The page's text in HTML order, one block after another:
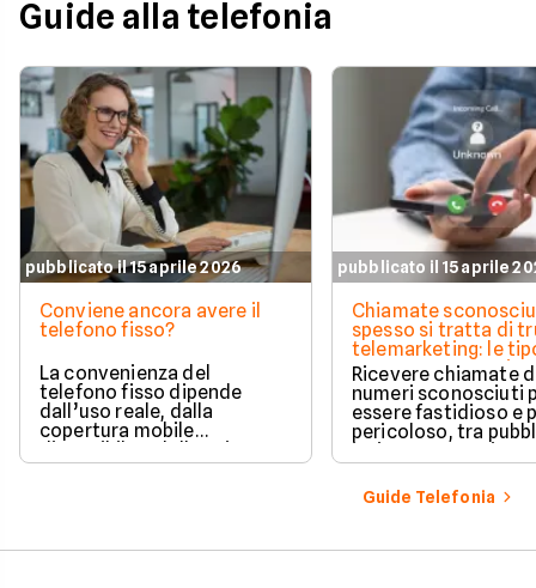
Guide alla telefonia
pubblicato il 15 aprile 2026
Conviene ancora avere il
telefono fisso?
La convenienza del
telefono fisso dipende
dall’uso reale, dalla
copertura mobile
disponibile e dalle esigenze
di casa o lavoro.
pubblicato il 15 aprile
Chiamate
spesso si tratta di
telemarketing: le
come proteggersi
Ricevere chiamate
numeri sconosciuti
essere fastidioso e
pericoloso, tra
insistente e veri e
tentativi di truffa.
come il tuo numero
nelle mani dei call
efficaci per
Guide Telefonia